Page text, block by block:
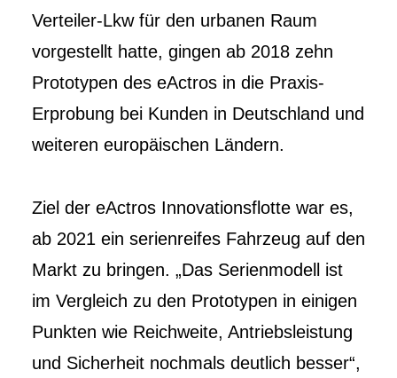
Verteiler-Lkw für den urbanen Raum
vorgestellt hatte, gingen ab 2018 zehn
Prototypen des eActros in die Praxis-
Erprobung bei Kunden in Deutschland und
weiteren europäischen Ländern.
Ziel der eActros Innovationsflotte war es,
ab 2021 ein serienreifes Fahrzeug auf den
Markt zu bringen. „Das Serienmodell ist
im Vergleich zu den Prototypen in einigen
Punkten wie Reichweite, Antriebsleistung
und Sicherheit nochmals deutlich besser“,